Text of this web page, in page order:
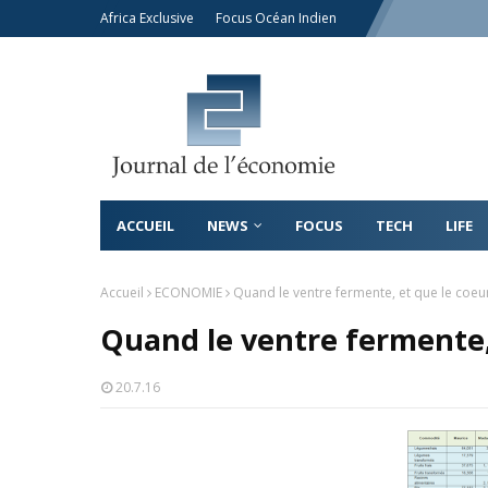
Africa Exclusive Focus Océan Indien
ACCUEIL NEWS FOCUS TECH LIFE
Accueil ECONOMIE Quand le ventre fermente, et que le
Quand le ventre
20.7.16